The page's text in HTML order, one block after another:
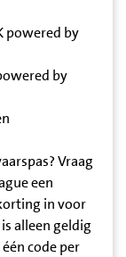
powered by
by
Vraag
een
in voor
alleen geldig
code per